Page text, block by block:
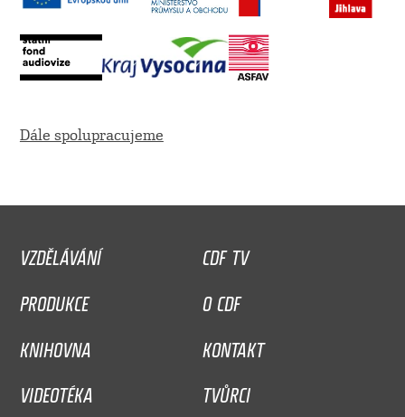
Dále spolupracujeme
VZDĚLÁVÁNÍ
CDF TV
PRODUKCE
O CDF
KNIHOVNA
KONTAKT
VIDEOTÉKA
TVŮRCI